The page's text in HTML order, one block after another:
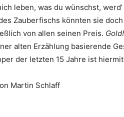
leben, was du wünschst,
Zauberfischs könnten sie
von allen seinen Preis. Gold!
alten Erzählung basierende
der letzten 15 Jahre ist
Martin Schlaff